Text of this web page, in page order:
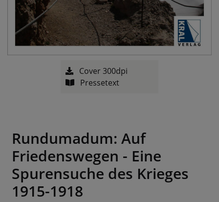
Cover 300dpi
Pressetext
Rundumadum: Auf
Friedenswegen - Eine
Spurensuche des Krieges
1915-1918